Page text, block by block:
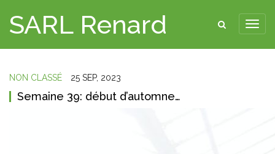
SARL Renard
NON CLASSÉ 25 SEP, 2023
Semaine 39: début d’automne…